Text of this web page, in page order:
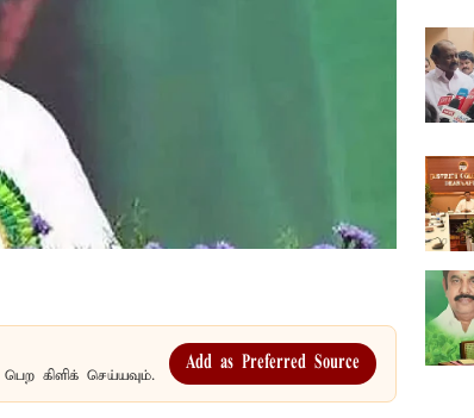
கிளிக் செய்யவும்.
Add as Preferred Source